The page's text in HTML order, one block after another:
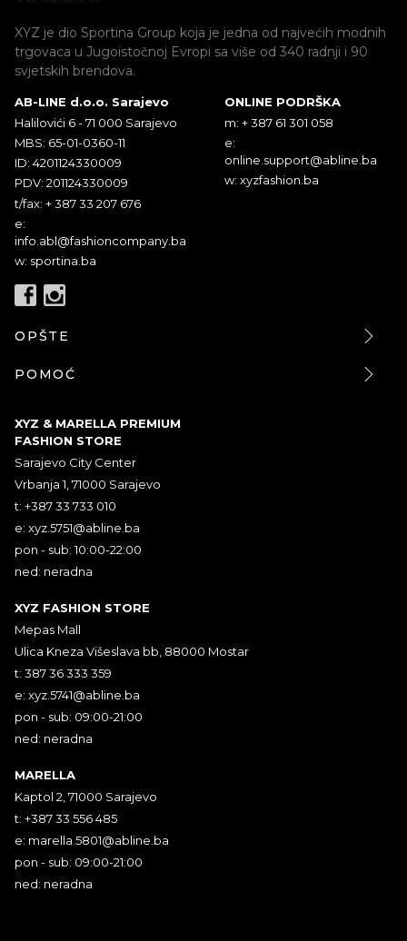
XYZ je dio Sportina Group koja je jedna od najvećih modnih
trgovaca u Jugoistočnoj Evropi sa više od 340 radnji i 90
svjetskih brendova.
AB-LINE d.o.o. Sarajevo
Halilovići 6 - 71 000 Sarajevo
MBS: 65-01-0360-11
ID: 4201124330009
PDV: 201124330009
t/fax: + 387 33 207 676
e:
info.abl@fashioncompany.ba
w: sportina.ba
ONLINE PODRŠKA
m: + 387 61 301 058
e:
online.support@abline.ba
w: xyzfashion.ba
OPŠTE
POMOĆ
XYZ & MARELLA PREMIUM
FASHION STORE
Sarajevo City Center
Vrbanja 1, 71000 Sarajevo
t: +387 33 733 010
e: xyz.5751@abline.ba
pon - sub: 10:00-22:00
ned: neradna
XYZ FASHION STORE
Mepas Mall
Ulica Kneza Višeslava bb, 88000 Mostar
t: 387 36 333 359
e: xyz.5741@abline.ba
pon - sub: 09:00-21:00
ned: neradna
MARELLA
Kaptol 2, 71000 Sarajevo
t: +387 33 556 485
e: marella.5801@abline.ba
pon - sub: 09:00-21:00
ned: neradna